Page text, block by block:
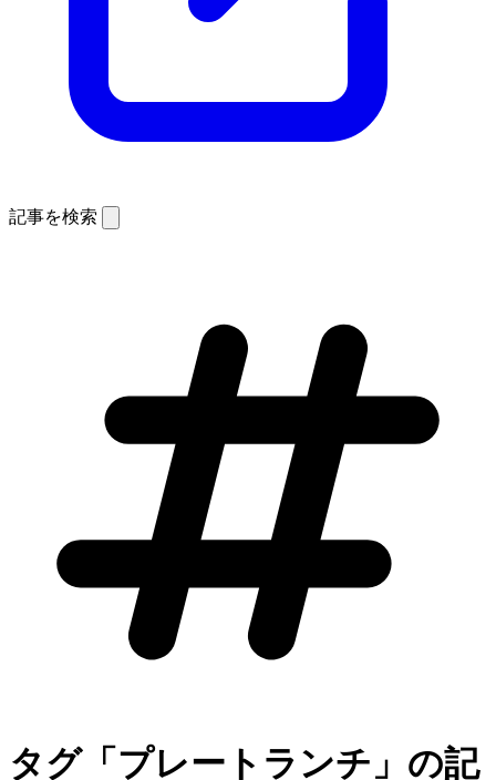
記事を検索
タグ「プレートランチ」の記